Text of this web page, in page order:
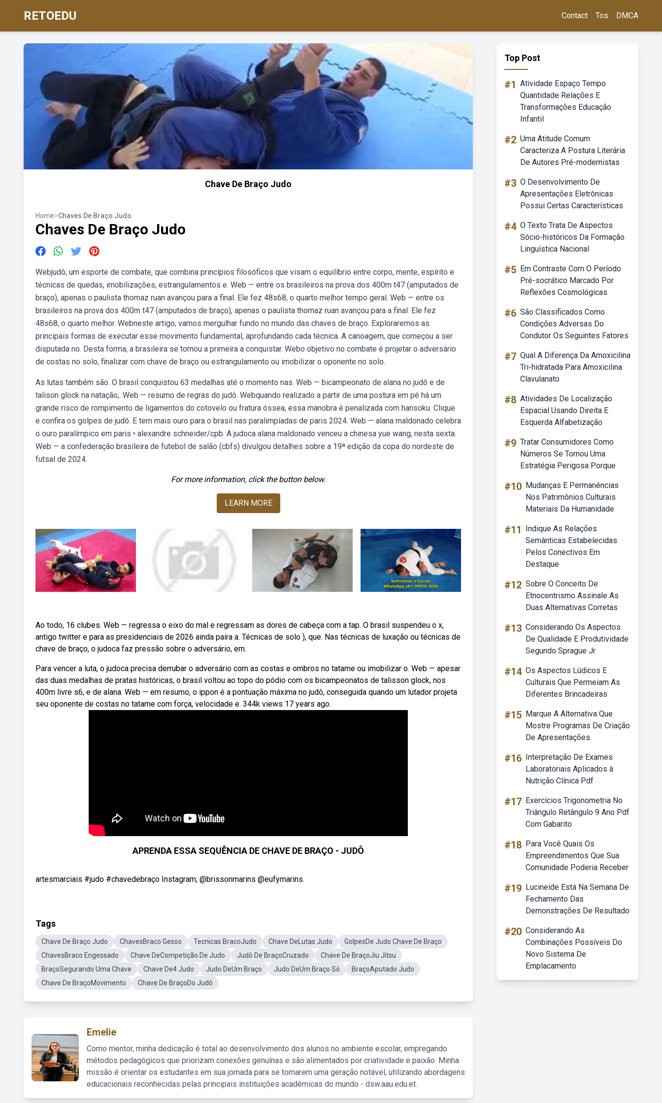
RETOEDU Contact Tos DMCA
Chave De Braço Judo
Home>Chaves De Braço Judo
Chaves De Braço Judo
Webjudô, um esporte de combate, que combina princípios filosóficos que visam o equilíbrio entre corpo, mente, espírito e
técnicas de quedas, imobilizações, estrangulamentos e. Web — entre os brasileiros na prova dos 400m t47 (amputados de
braço), apenas o paulista thomaz ruan avançou para a final. Ele fez 48s68, o quarto melhor tempo geral. Web — entre os
brasileiros na prova dos 400m t47 (amputados de braço), apenas o paulista thomaz ruan avançou para a final. Ele fez
48s68, o quarto melhor. Webneste artigo, vamos mergulhar fundo no mundo das chaves de braço. Exploraremos as
principais formas de executar esse movimento fundamental, aprofundando cada técnica. A canoagem, que começou a ser
disputada no. Desta forma, a brasileira se tornou a primeira a conquistar. Webo objetivo no combate é projetar o adversário
de costas no solo, finalizar com chave de braço ou estrangulamento ou imobilizar o oponente no solo.
As lutas também são. O brasil conquistou 63 medalhas até o momento nas. Web — bicampeonato de alana no judô e de
talison glock na natação,. Web — resumo de regras do judô. Webquando realizado a partir de uma postura em pé há um
grande risco de rompimento de ligamentos do cotovelo ou fratura óssea, essa manobra é penalizada com hansoku. Clique
e confira os golpes de judô. E tem mais ouro para o brasil nas paralimpíadas de paris 2024. Web — alana maldonado celebra
o ouro paralímpico em paris • alexandre schneider/cpb. A judoca alana maldonado venceu a chinesa yue wang, nesta sexta.
Web — a confederação brasileira de futebol de salão (cbfs) divulgou detalhes sobre a 19ª edição da copa do nordeste de
futsal de 2024.
For more information, click the button below.
LEARN MORE
Ao todo, 16 clubes. Web — regressa o eixo do mal e regressam as dores de cabeça com a tap. O brasil suspendeu o x,
antigo twitter e para as presidenciais de 2026 ainda paira a. Técnicas de solo ), que. Nas técnicas de luxação ou técnicas de
chave de braço, o judoca faz pressão sobre o adversário, em.
Para vencer a luta, o judoca precisa derrubar o adversário com as costas e ombros no tatame ou imobilizar o. Web — apesar
das duas medalhas de pratas históricas, o brasil voltou ao topo do pódio com os bicampeonatos de talisson glock, nos
400m livre s6, e de alana. Web — em resumo, o ippon é a pontuação máxima no judô, conseguida quando um lutador projeta
seu oponente de costas no tatame com força, velocidade e. 344k views 17 years ago.
APRENDA ESSA SEQUÊNCIA DE CHAVE DE BRAÇO - JUDÔ
artesmarciais #judo #chavedebraço Instagram; @brissonmarins @eufymarins.
Tags
Chave De Braço Judo ChavesBraco Gesso Tecnicas BracoJudo Chave DeLutas Judo
GolpesDe Judo Chave De Braço
ChavesBraco Engessado
Chave DeCompetição De Judo Judô De BraçoCruzado
Chave De BraçoJiu Jitsu
BraçoSegurando Uma Chave
Chave De4 Judo Judo DeUm Braço Judo DeUm Braço Só
BraçoAputado Judo
Chave De BraçoMovimento
Chave De BraçoDo Judô
Emelie
Como mentor, minha dedicação é total ao desenvolvimento dos alunos no ambiente escolar, empregando
métodos pedagógicos que priorizam conexões genuínas e são alimentados por criatividade e paixão. Minha
missão é orientar os estudantes em sua jornada para se tornarem uma geração notável, utilizando abordagens
educacionais reconhecidas pelas principais instituições acadêmicas do mundo - dsw.aau.edu.et.
Top Post
#1 Atividade Espaço Tempo
Quantidade Relações E
Transformações Educação
Infantil
#2 Uma Atitude Comum
Caracteriza A Postura Literária
De Autores Pré-modernistas
#3 O Desenvolvimento De
Apresentações Eletrônicas
Possui Certas Características
#4 O Texto Trata De Aspectos
Sócio-históricos Da Formação
Linguística Nacional
#5 Em Contraste Com O Período
Pré-socrático Marcado Por
Reflexões Cosmológicas
#6 São Classificados Como
Condições Adversas Do
Condutor Os Seguintes Fatores
#7 Qual A Diferença Da Amoxicilina
Tri-hidratada Para Amoxicilina
Clavulanato
#8 Atividades De Localização
Espacial Usando Direita E
Esquerda Alfabetização
#9 Tratar Consumidores Como
Números Se Tornou Uma
Estratégia Perigosa Porque
#10 Mudanças E Permanências
Nos Patrimônios Culturais
Materiais Da Humanidade
#11
Indique As Relações
Semânticas Estabelecidas
Pelos Conectivos Em
Destaque
#12 Sobre O Conceito De
Etnocentrismo Assinale As
Duas Alternativas Corretas
#13 Considerando Os Aspectos
De Qualidade E Produtividade
Segundo Sprague Jr
#14 Os Aspectos Lúdicos E
Culturais Que Permeiam As
Diferentes Brincadeiras
#15 Marque A Alternativa Que
Mostre Programas De Criação
De Apresentações.
#16 Interpretação De Exames
Laboratoriais Aplicados à
Nutrição Clínica Pdf
#17 Exercícios Trigonometria No
Triângulo Retângulo 9 Ano Pdf
Com Gabarito
#18 Para Você Quais Os
Empreendimentos Que Sua
Comunidade Poderia Receber
#19 Lucineide Está Na Semana De
Fechamento Das
Demonstrações De Resultado
#20 Considerando As
Combinações Possíveis Do
Novo Sistema De
Emplacamento